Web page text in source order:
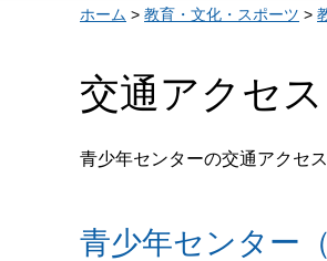
ホーム > 教育・文化・スポーツ >
交通アクセス
青少年センターの交通アクセ
青少年センター